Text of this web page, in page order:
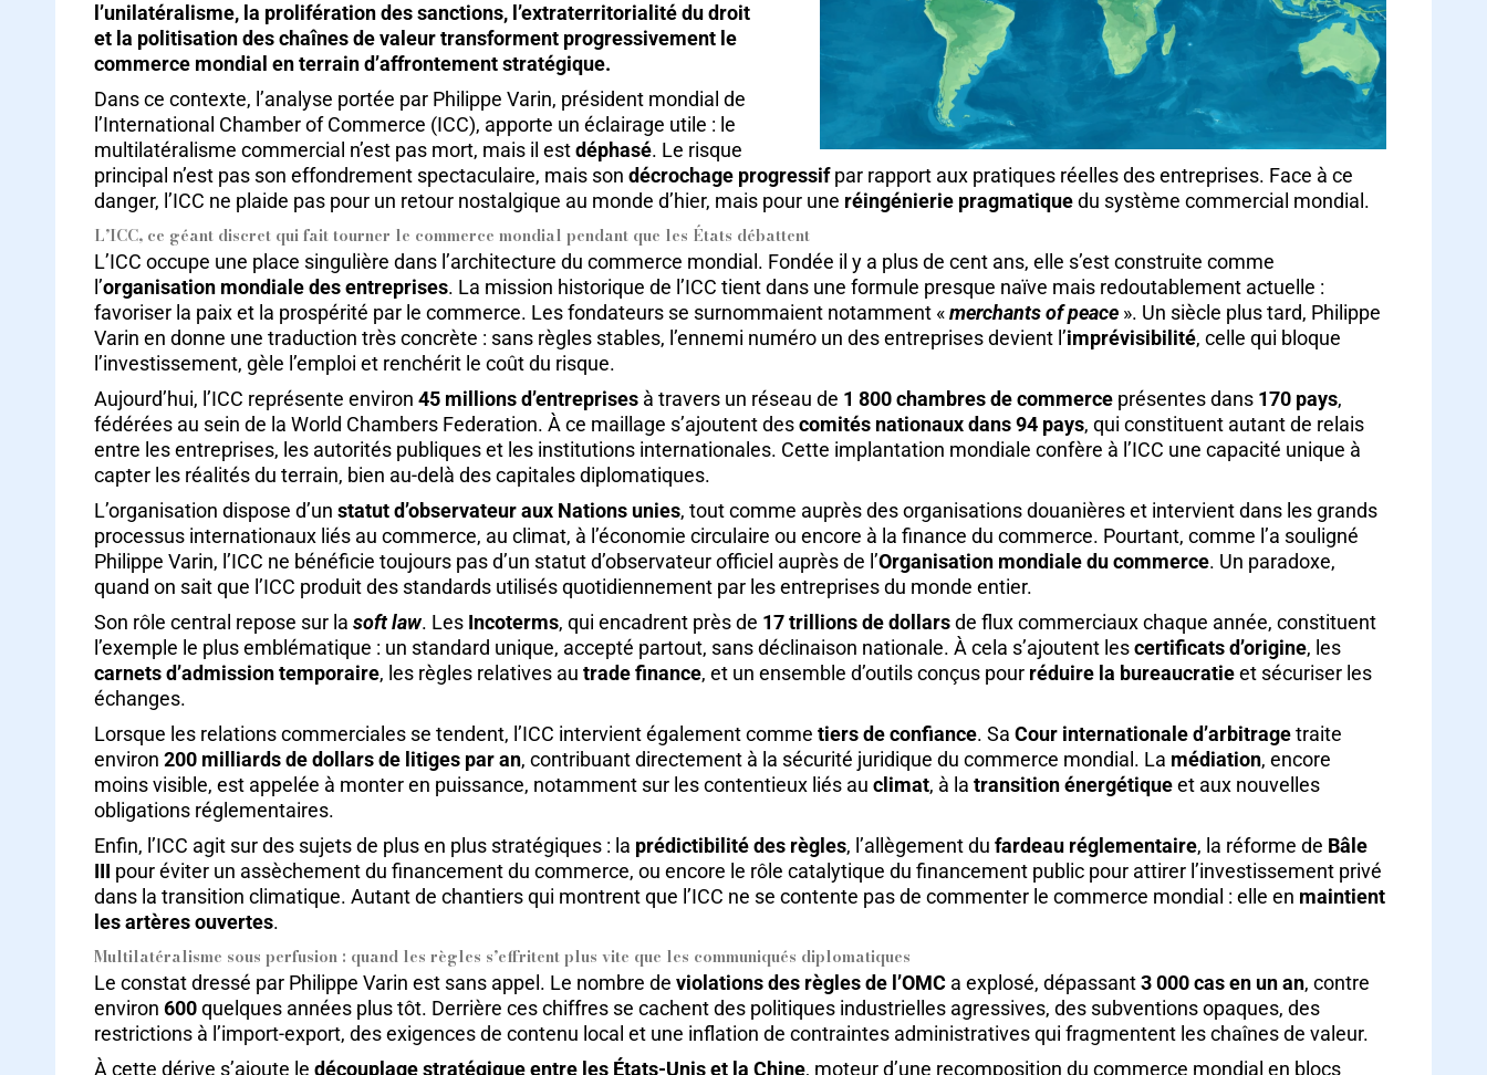
l’unilatéralisme, la prolifération des sanctions, l’extraterritorialité du droit
et la politisation des chaînes de valeur transforment progressivement le
commerce mondial en terrain d’affrontement stratégique.
Dans ce contexte, l’analyse portée par Philippe Varin, président mondial de
l’International Chamber of Commerce (ICC), apporte un éclairage utile : le
multilatéralisme commercial n’est pas mort, mais il estdéphasé. Le risque
principal n’est pas son effondrement spectaculaire, mais son décrochage progressifpar rapport aux pratiques réelles des entreprises. Face à ce
danger, l’ICC ne plaide pas pour un retour nostalgique au monde d’hier, mais pour une réingénierie pragmatiquedu système commercial mondial.
L’ICC, ce géant discret qui fait tourner le commerce mondial pendant que les États débattent
L’ICC occupe une place singulière dans l’architecture du commerce mondial. Fondée il y a plus de cent ans, elle s’est construite comme
l’organisation mondiale des entreprises. La mission historique de l’ICC tient dans une formule presque naïve mais redoutablement actuelle :
favoriser la paix et la prospérité par le commerce. Les fondateurs se surnommaient notamment «merchants of peace ». Un siècle plus tard, Philippe
Varin en donne une traduction très concrète : sans règles stables, l’ennemi numéro un des entreprises devient l’imprévisibilité, celle qui bloque
l’investissement, gèle l’emploi et renchérit le coût du risque.
Aujourd’hui, l’ICC représente environ 45 millions d’entreprises à travers un réseau de 1 800 chambres de commerce présentes dans 170 pays,
fédérées au sein de la World Chambers Federation. À ce maillage s’ajoutent descomités nationaux dans 94 pays, qui constituent autant de relais
entre les entreprises, les autorités publiques et les institutions internationales. Cette implantation mondiale confère à l’ICC une capacité unique à
capter les réalités du terrain, bien au-delà des capitales diplomatiques.
L’organisation dispose d’un statut d’observateur aux Nations unies, tout comme auprès des organisations douanières et intervient dans les grands
processus internationaux liés au commerce, au climat, à l’économie circulaire ou encore à la finance du commerce. Pourtant, comme l’a souligné
Philippe Varin, l’ICC ne bénéficie toujours pas d’un statut d’observateur officiel auprès de l’Organisation mondiale du commerce. Un paradoxe,
quand on sait que l’ICC produit des standards utilisés quotidiennement par les entreprises du monde entier.
Son rôle central repose sur la soft law. Les Incoterms, qui encadrent près de 17 trillions de dollarsde flux commerciaux chaque année, constituent
l’exemple le plus emblématique : un standard unique, accepté partout, sans déclinaison nationale. À cela s’ajoutent lescertificats d’origine, les
carnets d’admission temporaire, les règles relatives au trade finance, et un ensemble d’outils conçus pour réduire la bureaucratieet sécuriser les
échanges.
Lorsque les relations commerciales se tendent, l’ICC intervient également comme tiers de confiance. Sa Cour internationale d’arbitragetraite
environ 200 milliards de dollars de litiges par an, contribuant directement à la sécurité juridique du commerce mondial. La médiation, encore
moins visible, est appelée à monter en puissance, notamment sur les contentieux liés au climat, à la transition énergétiqueet aux nouvelles
obligations réglementaires.
Enfin, l’ICC agit sur des sujets de plus en plus stratégiques : la prédictibilité des règles, l’allègement du fardeau réglementaire, la réforme de Bâle
III pour éviter un assèchement du financement du commerce, ou encore le rôle catalytique du financement public pour attirer l’investissement privé
dans la transition climatique. Autant de chantiers qui montrent que l’ICC ne se contente pas de commenter le commerce mondial : elle en maintient
les artères ouvertes.
Multilatéralisme sous perfusion : quand les règles s’effritent plus vite que les communiqués diplomatiques
Le constat dressé par Philippe Varin est sans appel. Le nombre de violations des règles de l’OMC a explosé, dépassant3 000 cas en un an, contre
environ 600quelques années plus tôt. Derrière ces chiffres se cachent des politiques industrielles agressives, des subventions opaques, des
restrictions à l’import-export, des exigences de contenu local et une inflation de contraintes administratives qui fragmentent les chaînes de valeur.
À cette dérive s’ajoute le découplage stratégique entre les États-Unis et la Chine, moteur d’une recomposition du commerce mondial en blocs